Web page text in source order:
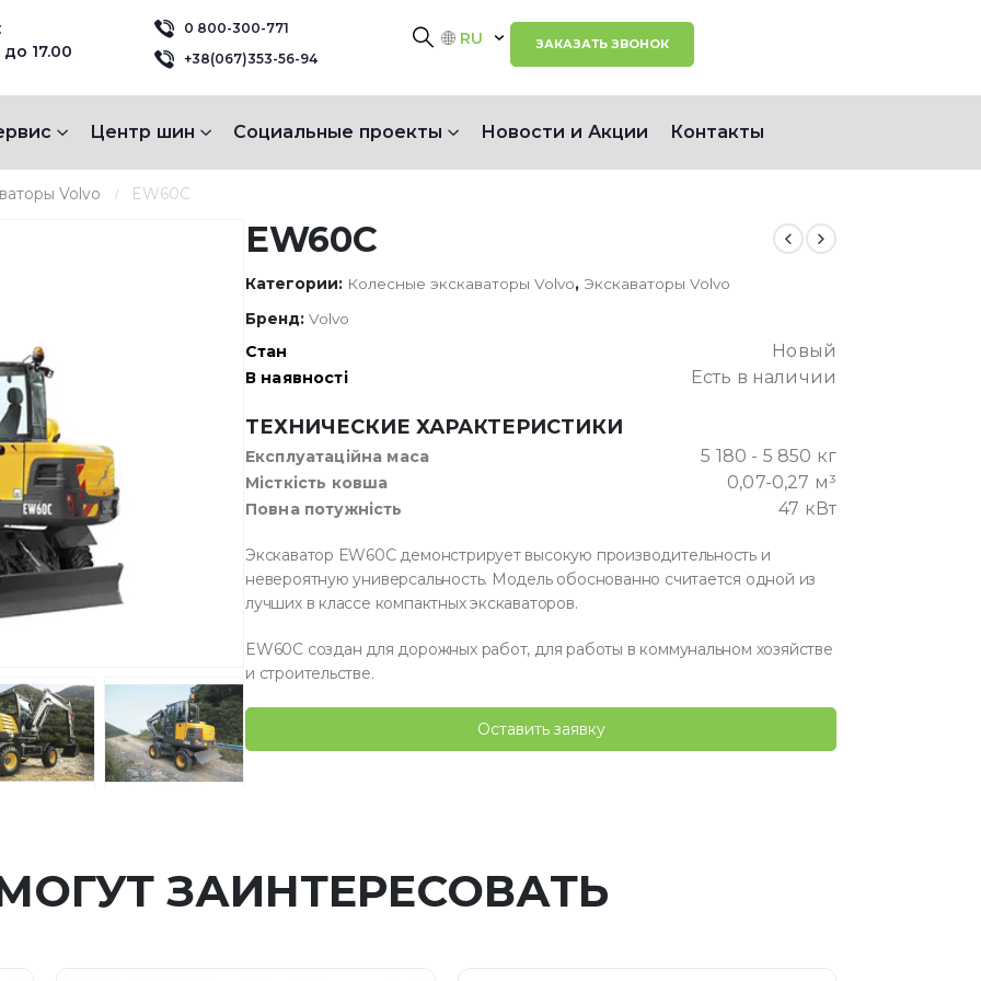
17.00
0 800-300-771
+38(067)353-56-94
RU ЗАКАЗАТЬ ЗВОНОК
Центр шин Социальные проекты Новости и Акции Контакты
Volvo EW60C
EW60C
Категории: Колесные экскаваторы Volvo, Экскаваторы Volvo
Бренд: Volvo
Стан Новый
В наявності Есть в наличии
ТЕХНИЧЕСКИЕ ХАРАКТЕРИСТИКИ
Експлуатаційна маса 5 180 - 5 850 кг
Місткість ковша 0,07-0,27 м³
Повна потужність 47 кВт
Экскаватор EW60C демонстрирует высокую производительность и
невероятную универсальность. Модель обоснованно считается одной из
лучших в классе компактных экскаваторов.
EW60C создан для дорожных работ, для работы в коммунальном хозяйстве
и строительстве.
Оставить заявку
ЗАИНТЕРЕСОВАТЬ